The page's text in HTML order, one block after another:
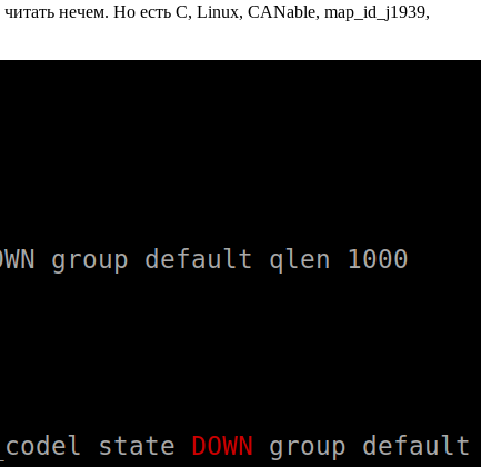
нечем. Но есть C, Linux, CANable, map_id_j1939,